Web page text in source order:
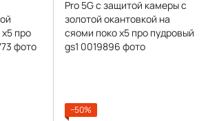
−50%